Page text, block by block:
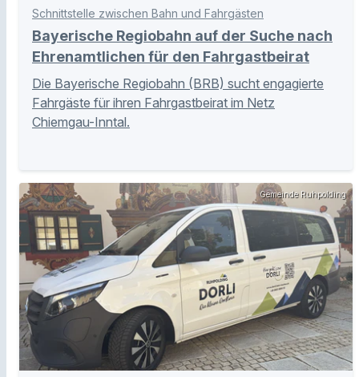
Schnittstelle zwischen Bahn und Fahrgästen
Bayerische Regiobahn auf der Suche nach
Ehrenamtlichen für den Fahrgastbeirat
Die Bayerische Regiobahn (BRB) sucht engagierte
Fahrgäste für ihren Fahrgastbeirat im Netz
Chiemgau-Inntal.
Gemeinde Ruhpolding